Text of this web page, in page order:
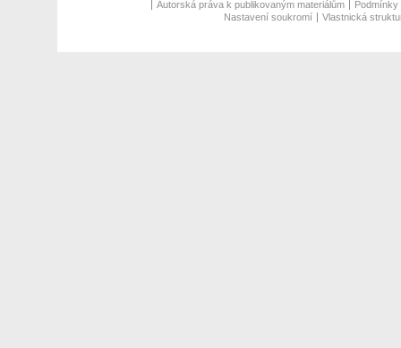
Autorská práva k publikovaným materiálům
Nastavení soukromí
Vlastnická